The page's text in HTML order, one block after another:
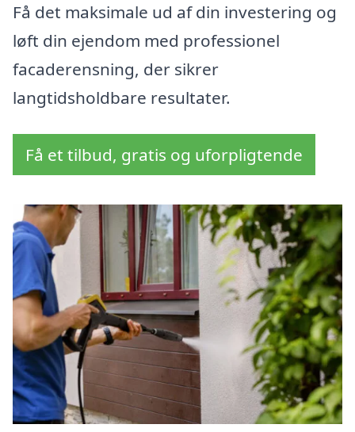
Få det maksimale ud af din investering og
løft din ejendom med professionel
facaderensning, der sikrer
langtidsholdbare resultater.
Få et tilbud, gratis og uforpligtende